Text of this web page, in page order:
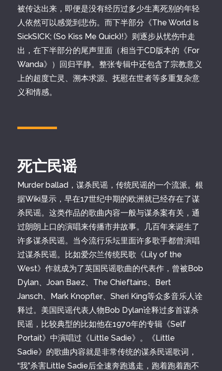
被传达出来，即便是没有经历过多少生离死别的年轻
人依然可以感觉到悲伤。而下半部分《The World Is
SickSICK; (So Kiss Me Quick)!》则逐步从忧伤中走
出，在下半部分的尾声里面（相当于CD版本的《For
Wanda》）回归平静。整张专辑中还包含了宗教意义
上的超度亡灵、溯本求源、抚慰在世者等多重复杂意
义和情感。
死亡民谣
Murder ballad，谋杀民谣，传统民谣的一个流派。根
据Wiki显示，早在17世纪中期的欧洲就已经存在了谋
杀民谣。这类作品的歌曲内容一般与谋杀案有关，通
过朗朗上口的演唱来传播市井故事。几百年来诞生了
许多谋杀民谣。当今流行乐坛里面许多歌手都曾演唱
过谋杀民谣。比如爱尔兰传统民歌《Lily of the
West》作就成为了英国民谣歌曲的代表作，曾被Bob
Dylan、Joan Baez、The Chieftains、Bert
Jansch、Mark Knopfler、Sheri King等众多音乐人诠
释过。美国民谣代表人物Bob Dylan诠释过多首谋杀
民谣，比较典型的比如他在1970年的专辑《Self
Portait》中演唱过《Little Sadie》。《Little
Sadie》的歌曲内容就是非常传统的谋杀民谣歌词，
“我”杀害Little Sadie后全速奔跑逃走，跑着跑着跑不